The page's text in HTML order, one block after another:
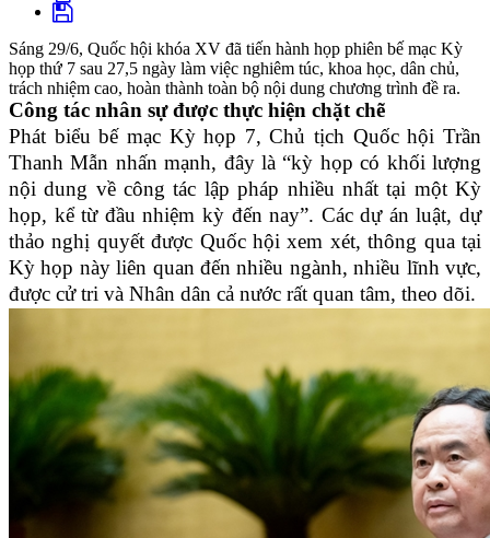
Sáng 29/6, Quốc hội khóa XV đã tiến hành họp phiên bế mạc Kỳ
họp thứ 7 sau 27,5 ngày làm việc nghiêm túc, khoa học, dân chủ,
trách nhiệm cao, hoàn thành toàn bộ nội dung chương trình đề ra.
Công tác nhân sự được thực hiện chặt chẽ
Phát biểu bế mạc Kỳ họp 7, Chủ tịch Quốc hội Trần
Thanh Mẫn nhấn mạnh, đây là “kỳ họp có khối lượng
nội dung về công tác lập pháp nhiều nhất tại một Kỳ
họp, kể từ đầu nhiệm kỳ đến nay”. Các dự án luật, dự
thảo nghị quyết được Quốc hội xem xét, thông qua tại
Kỳ họp này liên quan đến nhiều ngành, nhiều lĩnh vực,
được cử tri và Nhân dân cả nước rất quan tâm, theo dõi.